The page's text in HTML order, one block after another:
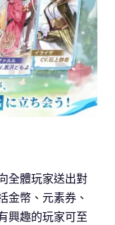
全體玩家送出對
金幣、元素券、
興趣的玩家可至